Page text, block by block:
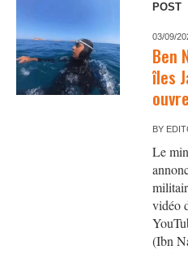
POST
03/09/
Ben
îles
BY
Le
vidéo
(Ibn